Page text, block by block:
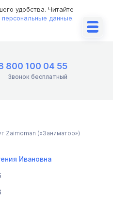
удобства. Читайте
персональные данные.
800 100 04 55
Звонок бесплатный
Zaimoman («Заниматор»)
Ивановна